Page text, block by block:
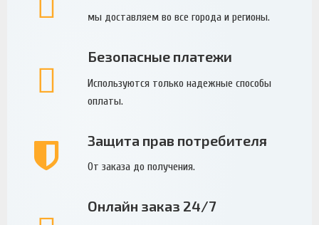
мы доставляем во все города и регионы.
Безопасные платежи
Используются только надежные способы
оплаты.
Защита прав потребителя
От заказа до получения.
Онлайн заказ 24/7